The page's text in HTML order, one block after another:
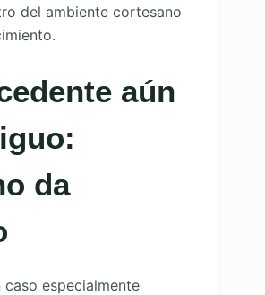
del ambiente cortesano
aún
da
caso especialmente